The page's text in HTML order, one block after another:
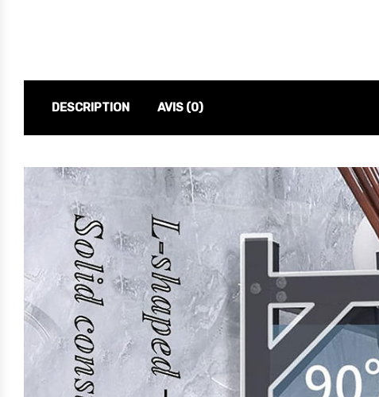
DESCRIPTION AVIS (0)